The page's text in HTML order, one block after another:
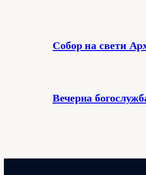
Собор на свети
Вечерна